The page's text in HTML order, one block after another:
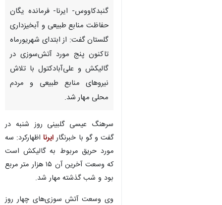
گنبدکاووس- ایرنا- فرمانده یگان
حفاظت منابع طبیعی و آبخیزداری
گلستان گفت: از ابتدای شهریورماه
تاکنون پنج مورد آتش‌سوزی در
گالیکش و علی‌آبادکتول با تلاش
نیروهای منابع طبیعی و مردم
محلی مهار شد.
سرهنگ عیسی گلبینی روز شنبه در
گفت و گو با خبرنگارایرنااظهارکرد: سه
مورد حریق مربوط به گالیکش است
که وسعت آخرین آن ۱۵ هزار متر مربع
بود و شب گذشته مهار شد.
وی وسعت آتش سوزی‌های چهار روز